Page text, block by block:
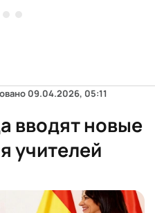
09.04.2026, 05:11
вводят новые
учителей